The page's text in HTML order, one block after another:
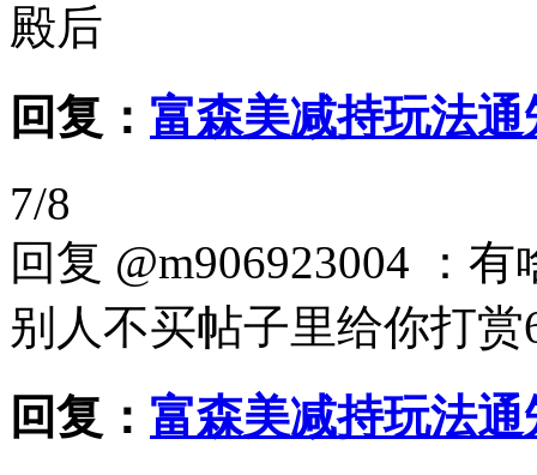
殿后
回复： 富森美减持玩法通
7/8
回复 @m906923004 ：
别人不买帖子里给你打赏
回复： 富森美减持玩法通